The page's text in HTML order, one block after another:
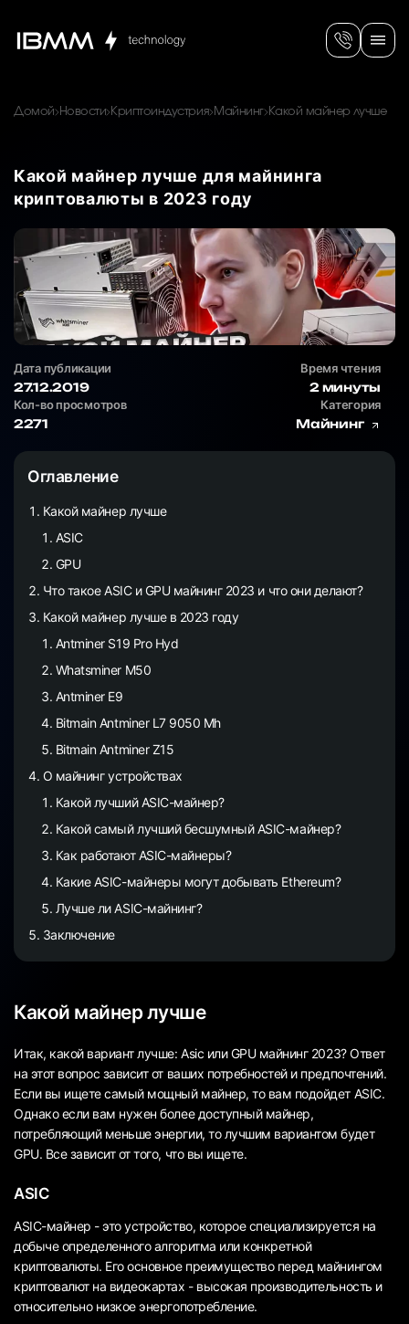
Домой Новости Криптоиндустрия Майнинг Какой майнер лучше
Какой майнер лучше для майнинга
криптовалюты в 2023 году
Дата публикации
27.12.2019
Время чтения
2 минуты
Кол-во просмотров
2271
Категория
Майнинг
Оглавление
Какой майнер лучше
ASIC
GPU
Что такое ASIC и GPU майнинг 2023 и что они делают?
Какой майнер лучше в 2023 году
Antminer S19 Pro Hyd
Whatsminer M50
Antminer E9
Bitmain Antminer L7 9050 Mh
Bitmain Antminer Z15
О майнинг устройствах
Какой лучший ASIC-майнер?
Какой самый лучший бесшумный ASIC-майнер?
Как работают ASIC-майнеры?
Какие ASIC-майнеры могут добывать Ethereum?
Лучше ли ASIC-майнинг?
Заключение
Какой майнер лучше
Итак, какой вариант лучше: Asic или GPU майнинг 2023? Ответ
на этот вопрос зависит от ваших потребностей и предпочтений.
Если вы ищете самый мощный майнер, то вам подойдет ASIC.
Однако если вам нужен более доступный майнер,
потребляющий меньше энергии, то лучшим вариантом будет
GPU. Все зависит от того, что вы ищете.
ASIC
ASIC-майнер - это устройство, которое специализируется на
добыче определенного алгоритма или конкретной
криптовалюты. Его основное преимущество перед майнингом
криптовалют на видеокартах - высокая производительность и
относительно низкое энергопотребление.